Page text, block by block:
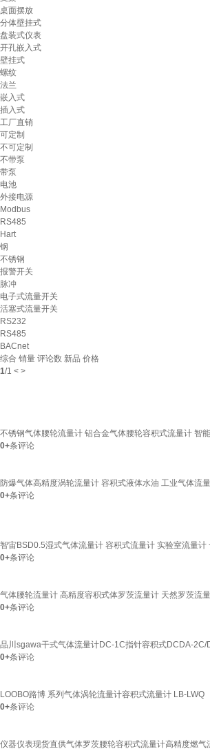
桌面摆放
分体壁挂式
盘装式仪表
开孔嵌入式
壁挂式
螺纹
法兰
嵌入式
插入式
工厂直销
可定制
不可定制
不带泵
带泵
电池
外接电源
Modbus
RS485
Hart
钢
不锈钢
报警开关
脉冲
电子式流量开关
活塞式流量开关
RS232
RS485
BACnet
综合 销量 评论数 新品 价格
1/1 < >
不锈钢气体腰轮流量计 铝合金气体腰轮容积式流量计 智
0+条评论
防爆气体高精度涡轮流量计 容积式液体水油 工业气体流
0+条评论
智宙BSD0.5湿式气体流量计 容积式流量计 实验室流量
0+条评论
气体腰轮流量计 高精度容积式体罗茨流量计 天然罗茨流
0+条评论
品川sgawa干式气体流量计DC-1C指针容积式DCDA-
0+条评论
LOOBO路博 系列气体涡轮流量计容积式流量计 LB-LWQ
0+条评论
仪器仪表现货直供气体罗茨腰轮容积式流量计高精度燃